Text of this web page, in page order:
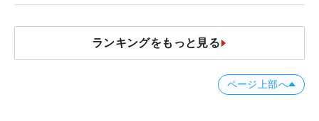
JOYX OPEN】
ランキングをもっと見る
ページ上部へ